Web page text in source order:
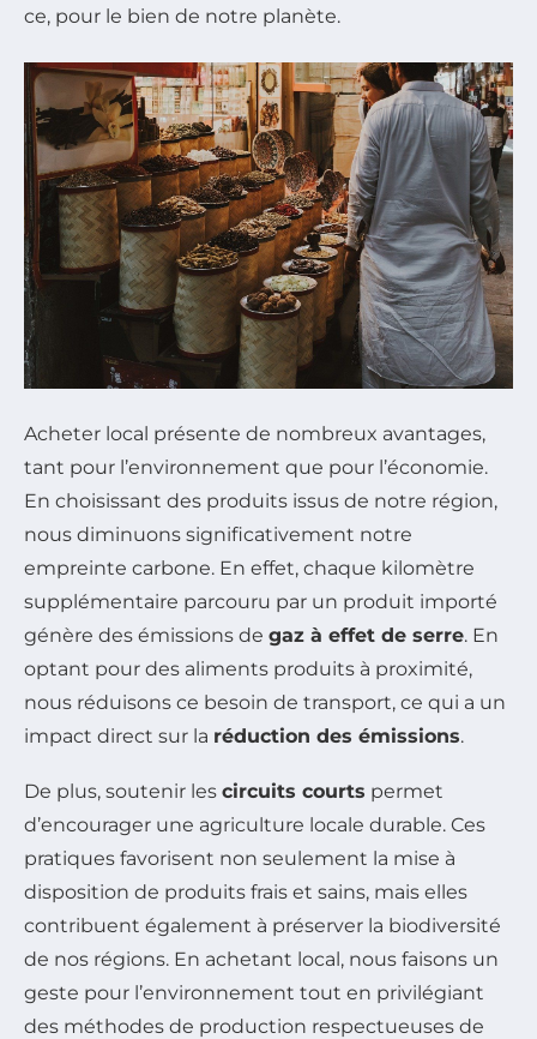
ce, pour le bien de notre planète.
Acheter local présente de nombreux avantages,
tant pour l’environnement que pour l’économie.
En choisissant des produits issus de notre région,
nous diminuons significativement notre
empreinte carbone. En effet, chaque kilomètre
supplémentaire parcouru par un produit importé
génère des émissions de gaz à effet de serre. En
optant pour des aliments produits à proximité,
nous réduisons ce besoin de transport, ce qui a un
impact direct sur la réduction des émissions.
De plus, soutenir les circuits courts permet
d’encourager une agriculture locale durable. Ces
pratiques favorisent non seulement la mise à
disposition de produits frais et sains, mais elles
contribuent également à préserver la biodiversité
de nos régions. En achetant local, nous faisons un
geste pour l’environnement tout en privilégiant
des méthodes de production respectueuses de